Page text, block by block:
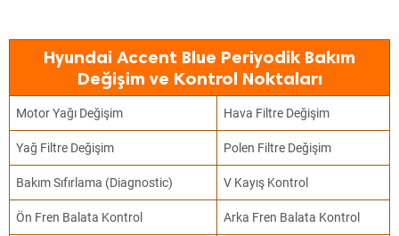
Hyundai Accent Blue Periyodik Bakım
Değişim ve Kontrol Noktaları
Motor Yağı Değişim Hava Filtre Değişim
Yağ Filtre Değişim Polen Filtre Değişim
Bakım Sıfırlama (Diagnostic) V Kayış Kontrol
Ön Fren Balata Kontrol Arka Fren Balata Kontrol